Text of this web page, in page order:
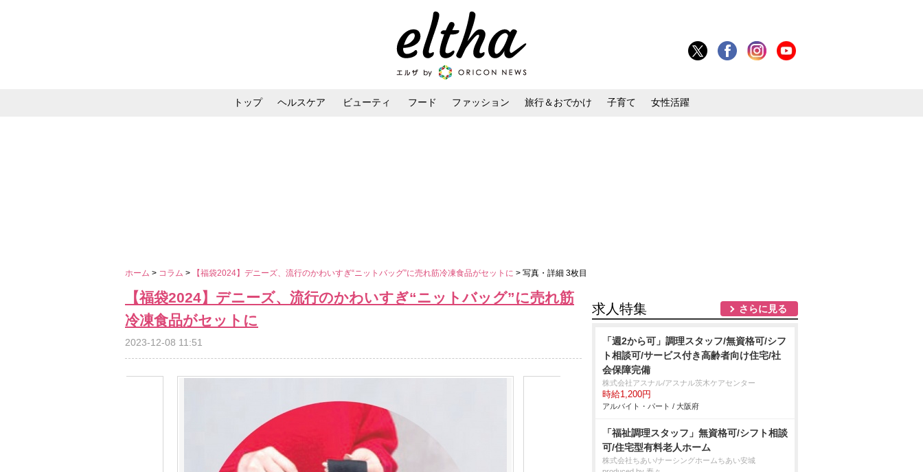
トップ ヘルスケア ビューティ フード ファッション 旅行＆おでかけ 子育て 女性活躍
ホーム > コラム > 【福袋2024】デニーズ、流行のかわいすぎ“ニットバッグ”に売れ筋冷凍食品がセットに > 写真・詳細 3枚目
【福袋2024】デニーズ、流行のかわいすぎ“ニットバッグ”に売れ筋
冷凍食品がセットに
2023-12-08 11:51
求人特集 さらに見る
「週2から可」調理スタッフ/無資格可/シフ
ト相談可/サービス付き高齢者向け住宅/社
会保障完備
株式会社アスナル/アスナル茨木ケアセンター
時給1,200円
アルバイト・パート / 大阪府
「福祉調理スタッフ」無資格可/シフト相談
可/住宅型有料老人ホーム
株式会社ちあい/ナーシングホームちあい安城